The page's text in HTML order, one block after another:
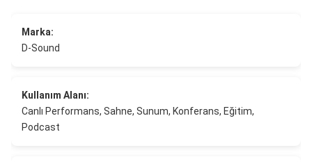
Marka:
D-Sound
Kullanım Alanı:
Canlı Performans, Sahne, Sunum, Konferans, Eğitim,
Podcast